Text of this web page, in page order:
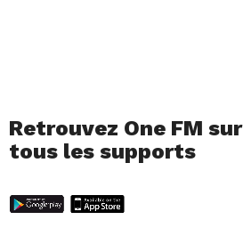
Retrouvez One FM sur
tous les supports